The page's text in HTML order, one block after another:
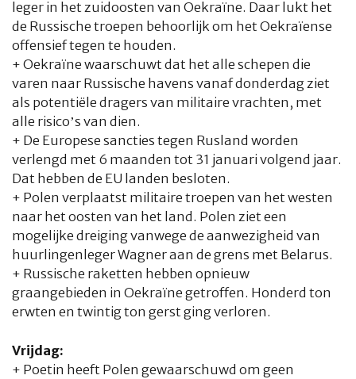
CULTUUR RADIO ABONNEMENT
AUTEURS ADVERTERENZOEKEN
leger in het zuidoosten van Oekraïne. Daar lukt het
de Russische troepen behoorlijk om het Oekraïense
offensief tegen te houden.
+ Oekraïne waarschuwt dat het alle schepen die
varen naar Russische havens vanaf donderdag ziet
als potentiële dragers van militaire vrachten, met
alle risico’s van dien.
+ De Europese sancties tegen Rusland worden
verlengd met 6 maanden tot 31 januari volgend jaar.
Dat hebben de EU landen besloten.
+ Polen verplaatst militaire troepen van het westen
naar het oosten van het land. Polen ziet een
mogelijke dreiging vanwege de aanwezigheid van
huurlingenleger Wagner aan de grens met Belarus.
+ Russische raketten hebben opnieuw
graangebieden in Oekraïne getroffen. Honderd ton
erwten en twintig ton gerst ging verloren.
Vrijdag:
+ Poetin heeft Polen gewaarschuwd om geen